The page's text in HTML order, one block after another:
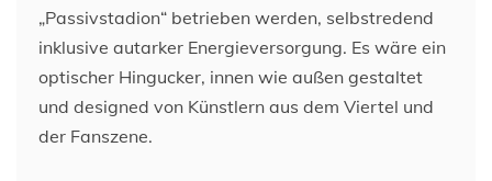
„Passivstadion“ betrieben werden, selbstredend
inklusive autarker Energieversorgung. Es wäre ein
optischer Hingucker, innen wie außen gestaltet
und designed von Künstlern aus dem Viertel und
der Fanszene.